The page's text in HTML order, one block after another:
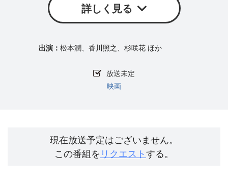
詳しく見る
松本潤、香川照之、杉咲花 ほか
放送未定
映画
現在放送予定はございません。
この番組を リクエストする。